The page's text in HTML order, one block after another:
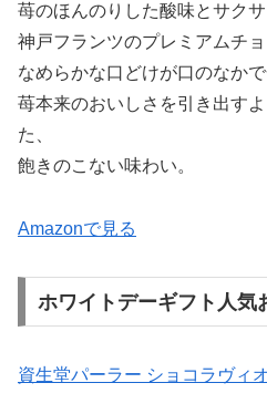
苺のほんのりした酸味とサクサ
神戸フランツのプレミアムチ
なめらかな口どけが口のなかで
苺本来のおいしさを引き出す
た、
飽きのこない味わい。
Amazonで見る
ホワイトデーギフト人気
資生堂パーラー ショコラヴィ